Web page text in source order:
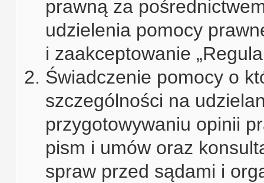
prawną za
udzielenia pomocy
i zaakceptowanie
Świadczenie pomocy o
szczególności na
przygotowywaniu opinii
pism i umów oraz
spraw przed sądami i